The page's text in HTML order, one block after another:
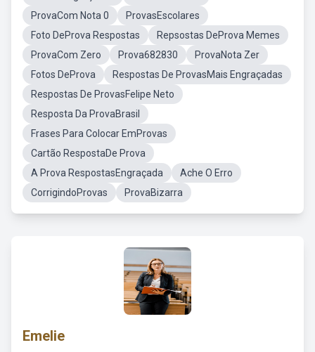
ProvaCom Nota 0
ProvasEscolares
Foto DeProva Respostas
Repsostas DeProva Memes
ProvaCom Zero
Prova682830
ProvaNota Zer
Fotos DeProva
Respostas De ProvasMais Engraçadas
Respostas De ProvasFelipe Neto
Resposta Da ProvaBrasil
Frases Para Colocar EmProvas
Cartão RespostaDe Prova
A Prova RespostasEngraçada
Ache O Erro
CorrigindoProvas
ProvaBizarra
Emelie